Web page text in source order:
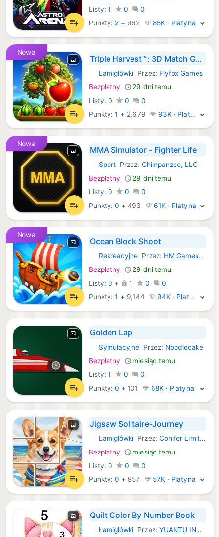
Listy: 1 0
0
Punkty: 2 + 962 85K · Platyna
Nowa
Triple Harvest™: 3D Match Game
iOS Gry:
Łamigłówki Przez: Flyfox Games
Bezpłatny
29 dni temu
Listy: 0 0
0
Punkty:1 + 2,679 93K · Platyna
Nowa
MMA Simulator - Fighter Life
iOS Gry:
SportPrzez: Chimpanzee, LLC
Bezpłatny
29 dni temu
Listy: 0 0
0
Punkty:0 +493 61K · Platyna
Nowa
Ocean Block Shoot
iOS Gry:
Rekreacyjne Przez: HM Games Pty Ltd
Bezpłatny
29 dni temu
Listy: 0 + 1 0
0
Punkty:1 + 9,144 94K · Platyna
Golden Lap
iOS Gry:
Symulacyjne Przez: Noodlecake
Bezpłatny
miesiąc temu
Listy: 1 0
0
Punkty:0 + 101 68K · Platyna
Jigsaw Solitaire-Journey
iOS Gry:
Łamigłówki Przez: Conifer Limited
Bezpłatny
miesiąc temu
Listy: 0 0
0
Punkty:0 + 957 57K · Platyna
Quilt Color By Number Book
iOS Gry:
Łamigłówki Przez: YUANTU INTERACTIVE TECHNOLOGY PTE. LTD.